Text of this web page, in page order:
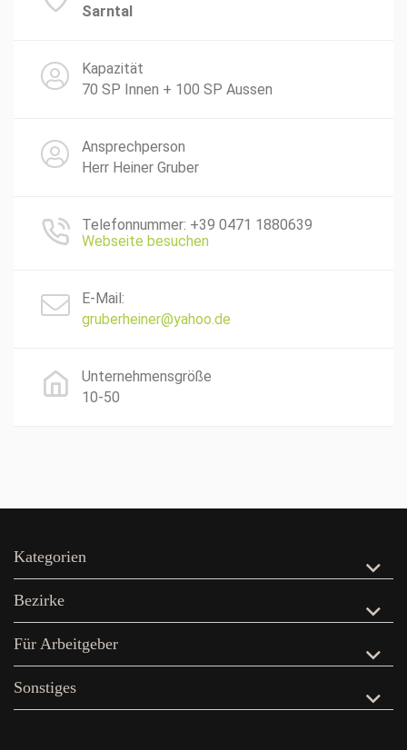
Sarntal
Kapazität
70 SP Innen + 100 SP Aussen
Ansprechperson
Herr Heiner Gruber
Telefonnummer: +39 0471 1880639
Webseite besuchen
E-Mail:
gruberheiner@yahoo.de
Unternehmensgröße
10-50
Kategorien
Bezirke
Für Arbeitgeber
Sonstiges